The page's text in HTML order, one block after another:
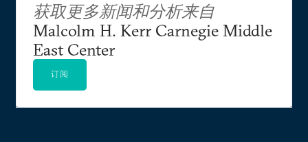
获取更多新闻和分析来自
Malcolm H. Kerr Carnegie Middle
East Center
订阅